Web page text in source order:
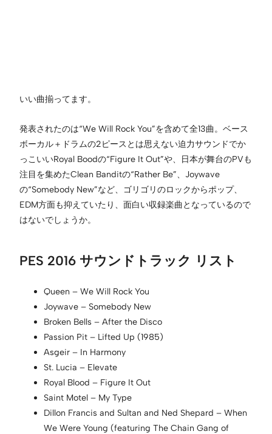
いい曲揃ってます。
発表されたのは“We Will Rock You”を含めて全13曲。ベース
ボーカル＋ドラムの2ピースとは思えない迫力サウンドでか
っこいいRoyal Boodの“Figure It Out”や、日本が舞台のPVも
注目を集めたClean Banditの“Rather Be”、Joywave
の“Somebody New”など、ゴリゴリのロックからポップ、
EDM方面も抑えていたり、面白い収録楽曲となっているので
はないでしょうか。
PES 2016 サウンドトラック リスト
Queen – We Will Rock You
Joywave – Somebody New
Broken Bells – After the Disco
Passion Pit – Lifted Up (1985)
Asgeir – In Harmony
St. Lucia – Elevate
Royal Blood – Figure It Out
Saint Motel – My Type
Dillon Francis and Sultan and Ned Shepard – When
We Were Young (featuring The Chain Gang of